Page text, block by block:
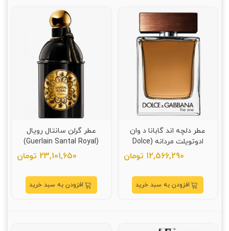
عطر دلچه اند گابانا د وان
ادوتویلت مردانه (Dolce
Gabbana The One)
12,566,290 تومان
افزودن به سبد خرید
عطر گرلن سانتال رویال
(Guerlain Santal Royal)
23,101,650 تومان
افزودن به سبد خرید